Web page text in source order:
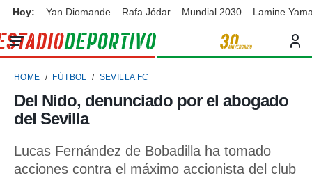
de
por
para
la
calidad.
a este
las
Hoy: Yan Diomande Rafa Jódar Mundial 2030 Lamine
HOME FÚTBOL SEVILLA FC
Del Nido, denunciado por el abogado
del Sevilla
Lucas Fernández de Bobadilla ha tomado
acciones contra el máximo accionista del club